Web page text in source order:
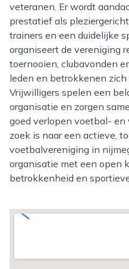
veteranen. Er wordt
prestatief als
trainers en een duidelijke
organiseert de vereniging
toernooien, clubavonden
leden en betrokkenen
Vrijwilligers spelen een
organisatie en zorgen
goed verlopen voetbal- en
zoek is naar een actieve,
voetbalvereniging in
organisatie met een open
betrokkenheid en